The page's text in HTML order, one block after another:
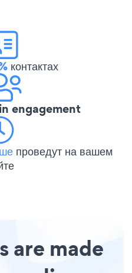
контактах
in engagement
проведут на вашем
are made